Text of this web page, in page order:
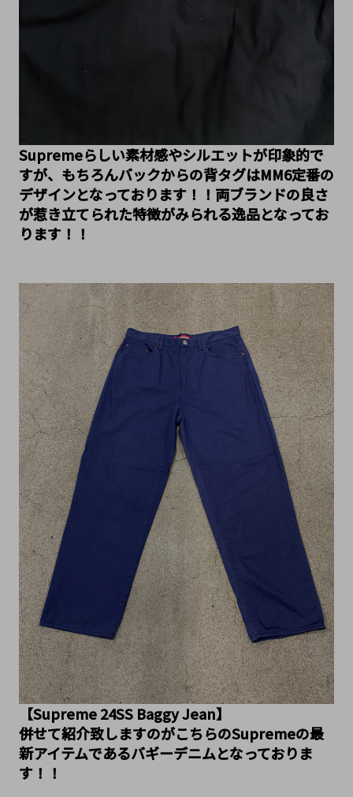
Supremeらしい素材感やシルエットが印象的で
すが、もちろんバックからの背タグはMM6定番の
デザインとなっております！！両ブランドの良さ
が惹き立てられた特徴がみられる逸品となってお
ります！！
【Supreme 24SS Baggy Jean】
併せて紹介致しますのがこちらのSupremeの最
新アイテムであるバギーデニムとなっておりま
す！！